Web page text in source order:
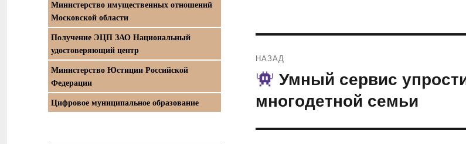
по
записям
НАЗАД
Предыдущая
Умный сервис
многодетной семьи
Министерство имущественных отношений
Московской области
Получение ЭЦП ЗАО Национальный
удостоверяющий центр
Министерство Юстиции Российской
Федерации
Цифровое муниципальное образование